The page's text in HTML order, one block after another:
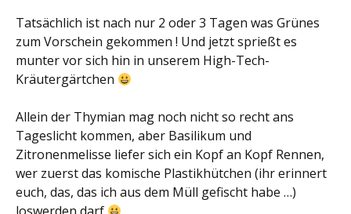
Tatsächlich ist nach nur 2 oder 3 Tagen was Grünes
zum Vorschein gekommen ! Und jetzt sprießt es
munter vor sich hin in unserem High-Tech-
Kräutergärtchen
Allein der Thymian mag noch nicht so recht ans
Tageslicht kommen, aber Basilikum und
Zitronenmelisse liefer sich ein Kopf an Kopf Rennen,
wer zuerst das komische Plastikhütchen (ihr erinnert
euch, das, das ich aus dem Müll gefischt habe …)